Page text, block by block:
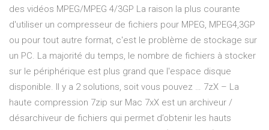
des vidéos MPEG/MPEG 4/3GP La raison la plus courante
d'utiliser un compresseur de fichiers pour MPEG, MPEG4,3GP
ou pour tout autre format, c'est le problème de stockage sur
un PC. La majorité du temps, le nombre de fichiers à stocker
sur le périphérique est plus grand que l'espace disque
disponible. Il y a 2 solutions, soit vous pouvez … 7zX – La
haute compression 7zip sur Mac 7xX est un archiveur /
désarchiveur de fichiers qui permet d’obtenir les hauts